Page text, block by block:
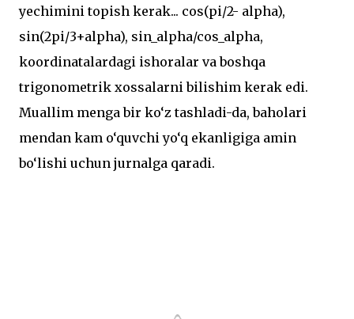
yechimini topish kerak... cos(pi/2- alpha),
sin(2pi/3+alpha), sin_alpha/cos_alpha,
koordinatalardagi ishoralar va boshqa
trigonometrik xossalarni bilishim kerak edi.
Muallim menga bir ko‘z tashladi-da, baholari
mendan kam o‘quvchi yo‘q ekanligiga amin
bo‘lishi uchun jurnalga qaradi.